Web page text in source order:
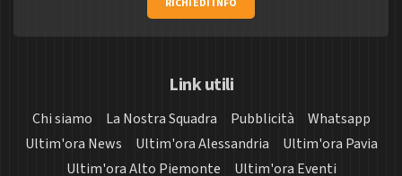
RICHIEDI INFO
Link utili
Chi siamo La Nostra Squadra Pubblicità
Whatsapp
Ultim'ora News
Ultim'ora Alessandria
Ultim'ora Pavia
Ultim'ora Alto Piemonte
Ultim'ora Eventi